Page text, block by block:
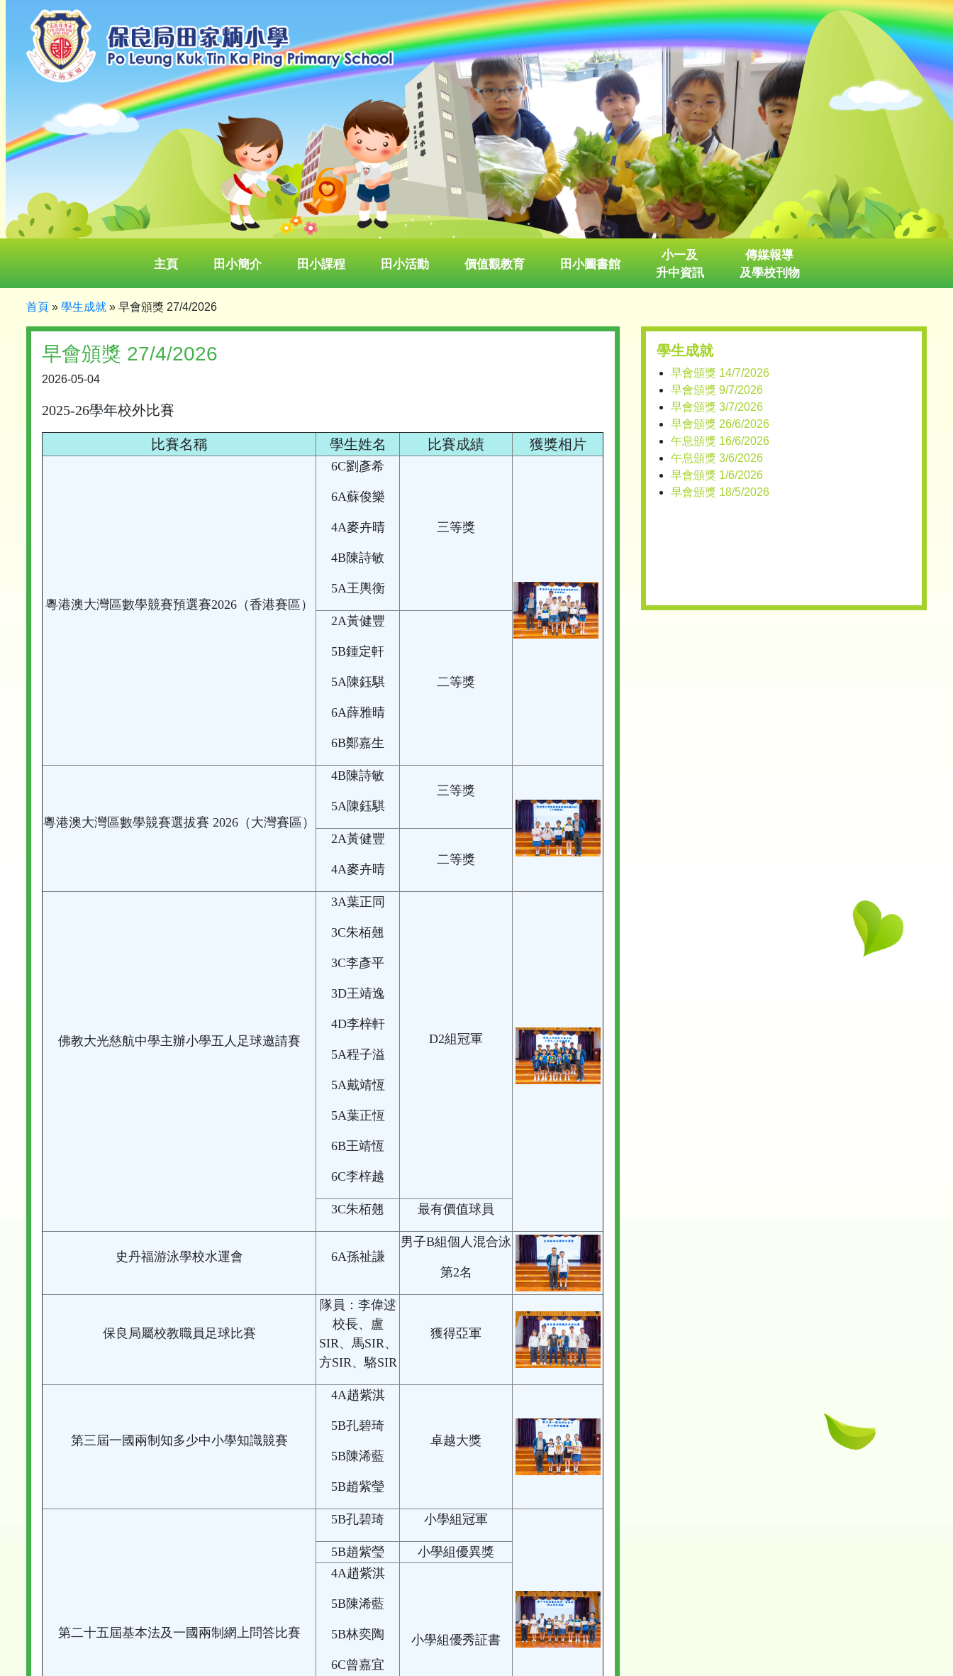
主頁 田小簡介 田小課程 田小活動 價值觀教育 田小圖書館
小一及
升中資訊
傳媒報導
及學校刊物
首頁 » 學生成就 » 早會頒獎 27/4/2026
早會頒獎 27/4/2026
2026-05-04
2025-26學年校外比賽
比賽名稱 學生姓名 比賽成績 獲獎相片
粵港澳大灣區數學競賽預選賽2026（香港賽區）
6C劉彥希
6A蘇俊樂
4A麥卉晴
4B陳詩敏
5A王輿衡
三等獎
2A黃健豐
5B鍾定軒
5A陳鈺騏
6A薛雅晴
6B鄭嘉生
二等獎
粵港澳大灣區數學競賽選拔賽 2026（大灣賽區）
4B陳詩敏
5A陳鈺騏
三等獎
2A黃健豐
4A麥卉晴
二等獎
佛教大光慈航中學主辦小學五人足球邀請賽
3A葉正同
3C朱栢翹
3C李彥平
3D王靖逸
4D李梓軒
5A程子溢
5A戴靖恆
5A葉正恆
6B王靖恆
6C李梓越
D2組冠軍
3C朱栢翹 最有價值球員
史丹福游泳學校水運會 6A孫祉謙
男子B組個人混合泳
第2名
保良局屬校教職員足球比賽
隊員：李偉逑
校長、盧
SIR、馬SIR、
方SIR、駱SIR
獲得亞軍
第三屆一國兩制知多少中小學知識競賽
4A趙紫淇
5B孔碧琦
5B陳浠藍
5B趙紫瑩
卓越大獎
第二十五屆基本法及一國兩制網上問答比賽
5B孔碧琦 小學組冠軍
5B趙紫瑩
小學組優異獎
4A趙紫淇
5B陳浠藍
5B林奕陶
6C曾嘉宜
小學組優秀証書
學生成就
早會頒獎 14/7/2026
早會頒獎 9/7/2026
早會頒獎 3/7/2026
早會頒獎 26/6/2026
午息頒獎 16/6/2026
午息頒獎 3/6/2026
早會頒獎 1/6/2026
早會頒獎 18/5/2026